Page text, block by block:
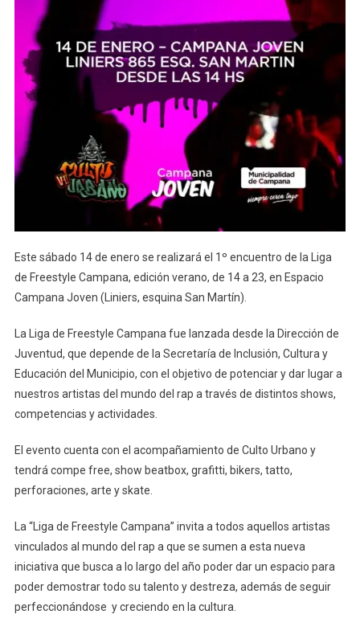
Este sábado 14 de enero se realizará el 1º encuentro de la Liga
de Freestyle Campana, edición verano, de 14 a 23, en Espacio
Campana Joven (Liniers, esquina San Martín).
La Liga de Freestyle Campana fue lanzada desde la Dirección de
Juventud, que depende de la Secretaría de Inclusión, Cultura y
Educación del Municipio, con el objetivo de potenciar y dar lugar a
nuestros artistas del mundo del rap a través de distintos shows,
competencias y actividades.
El evento cuenta con el acompañamiento de Culto Urbano y
tendrá compe free, show beatbox, grafitti, bikers, tatto,
perforaciones, arte y skate.
La “Liga de Freestyle Campana” invita a todos aquellos artistas
vinculados al mundo del rap a que se sumen a esta nueva
iniciativa que busca a lo largo del año poder dar un espacio para
poder demostrar todo su talento y destreza, además de seguir
perfeccionándose y creciendo en la cultura.